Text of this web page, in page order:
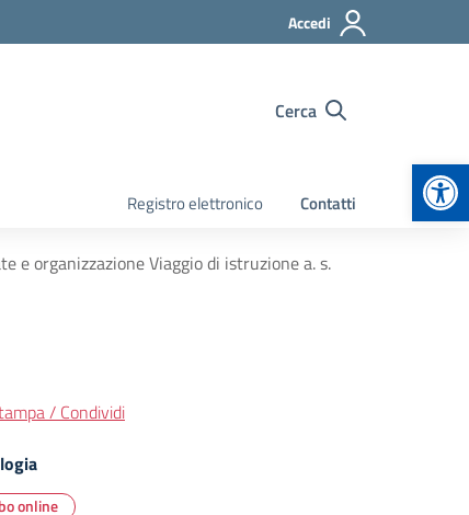
Accedi
Cerca
Registro elettronico Contatti
e organizzazione Viaggio di istruzione a. s.
/ Condividi
online